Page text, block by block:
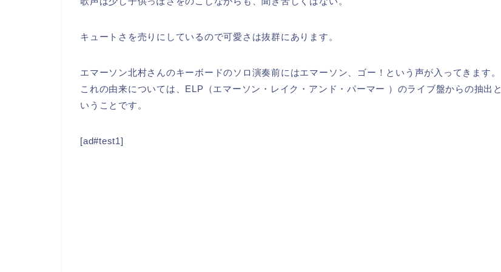
キュートさを売りにしているので可愛さは抜群にあります。
エマーソン北村さんのキーボードのソロ演奏前にはエマーソン、ゴー！という声が入ってきます。
これの由来については、ELP（エマーソン・レイク・アンド・パーマー ）のライブ盤からの抽出と
いうことです。
[ad#test1]